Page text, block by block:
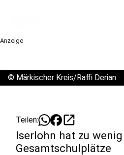
Anzeige
© Märkischer Kreis/Raffi Derian
Teilen: open_in_new
Iserlohn hat zu wenig
Gesamtschulplätze